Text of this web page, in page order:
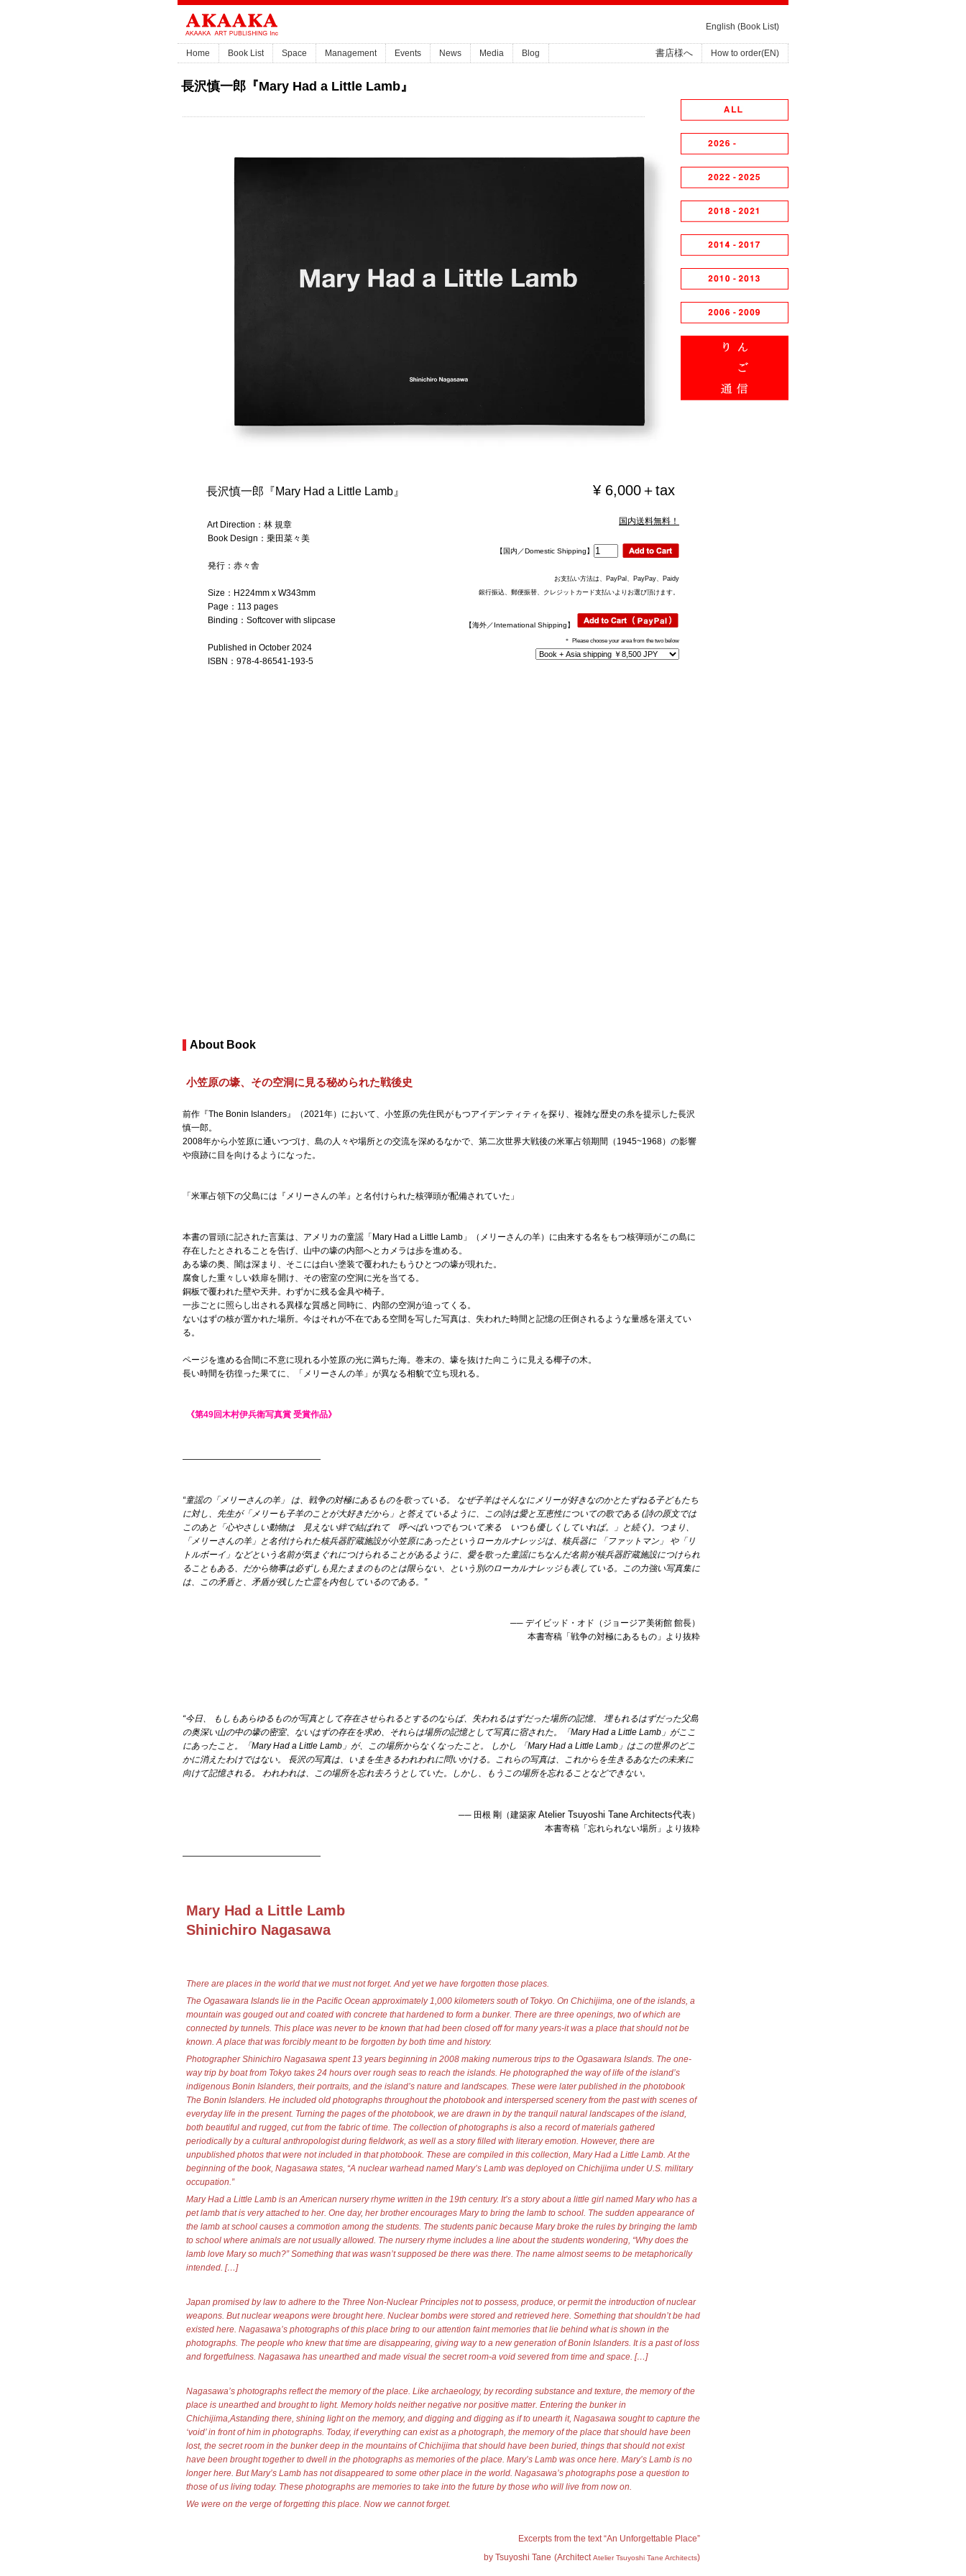
English (Book List)
Home Book List Space Management Events News Media Blog 書店様へ How to order(EN)
長沢慎一郎『Mary Had a Little Lamb』
長沢慎一郎『Mary Had a Little Lamb』
Art Direction：林 規章
Book Design：乗田菜々美
発行：赤々舎
Size： H224mm x W343mm
Page： 113 pages
Binding：Softcover with slipcase
Published in October 2024
ISBN：978-4-86541-193-5
¥ 6,000＋tax
国内送料無料！
【国内／Domestic Shipping】
お支払い方法は、PayPal、PayPay、Paidy
銀行振込、郵便振替、クレジットカード支払いよりお選び頂けます。
【海外／International Shipping】
＊ Please choose your area from the two below
About Book
小笠原の壕、その空洞に見る秘められた戦後史
前作『The Bonin Islanders』（2021年）において、小笠原の先住民がもつアイデンティティを探り、複雑な歴史の糸を提示した長沢
慎一郎。
2008年から小笠原に通いつづけ、島の人々や場所との交流を深めるなかで、第二次世界大戦後の米軍占領期間（1945~1968）の影響
や痕跡に目を向けるようになった。
「米軍占領下の父島には『メリーさんの羊』と名付けられた核弾頭が配備されていた」
本書の冒頭に記された言葉は、アメリカの童謡「Mary Had a Little Lamb」（メリーさんの羊）に由来する名をもつ核弾頭がこの島に
存在したとされることを告げ、山中の壕の内部へとカメラは歩を進める。
ある壕の奥、闇は深まり、そこには白い塗装で覆われたもうひとつの壕が現れた。
腐食した重々しい鉄扉を開け、その密室の空洞に光を当てる。
銅板で覆われた壁や天井。わずかに残る金具や椅子。
一歩ごとに照らし出される異様な質感と同時に、内部の空洞が迫ってくる。
ないはずの核が置かれた場所。今はそれが不在である空間を写した写真は、失われた時間と記憶の圧倒されるような量感を湛えてい
る。
ページを進める合間に不意に現れる小笠原の光に満ちた海。巻末の、壕を抜けた向こうに見える椰子の木。
長い時間を彷徨った果てに、「メリーさんの羊」が異なる相貌で立ち現れる。
《第49回木村伊兵衛写真賞 受賞作品》
————————————————
“童謡の「メリーさんの羊」 は、戦争の対極にあるものを歌っている。 なぜ子羊はそんなにメリーが好きなのかとたずねる子どもたち
に対し、先生が「メリーも子羊のことが大好きだから」と答えているように、この詩は愛と互恵性についての歌である (詩の原文では
このあと「心やさしい動物は 見えない絆で結ばれて 呼べばいつでもついて来る いつも優しくしていれば。」と続く)。つまり、
「メリーさんの羊」と名付けられた核兵器貯蔵施設が小笠原にあったというローカルナレッジは、核兵器に 「ファットマン」 や「リ
トルボーイ」などという名前が気まぐれにつけられることがあるように、愛を歌った童謡にちなんだ名前が核兵器貯蔵施設につけられ
ることもある、だから物事は必ずしも見たままのものとは限らない、という別のローカルナレッジも表している。この力強い写真集に
は、この矛盾と、矛盾が残した亡霊を内包しているのである。”
── デイビッド・オド（ジョージア美術館 館長）
本書寄稿「戦争の対極にあるもの」より抜粋
“今日、 もしもあらゆるものが写真として存在させられるとするのならば、失われるはずだった場所の記憶、 埋もれるはずだった父島
の奥深い山の中の壕の密室、ないはずの存在を求め、それらは場所の記憶として写真に宿された。「Mary Had a Little Lamb」がここ
にあったこと。「Mary Had a Little Lamb」が、この場所からなくなったこと。 しかし 「Mary Had a Little Lamb」はこの世界のどこ
かに消えたわけではない。 長沢の写真は、いまを生きるわれわれに問いかける。これらの写真は、これからを生きるあなたの未来に
向けて記憶される。 われわれは、この場所を忘れ去ろうとしていた。しかし、もうこの場所を忘れることなどできない。
── 田根 剛 （建築家 Atelier Tsuyoshi Tane Architects代表）
本書寄稿「 忘れられない場所 」より抜粋
————————————————
Mary Had a Little Lamb
Shinichiro Nagasawa
There are places in the world that we must not forget. And yet we have forgotten those places.
The Ogasawara Islands lie in the Pacific Ocean approximately 1,000 kilometers south of Tokyo. On Chichijima, one of the islands, a
mountain was gouged out and coated with concrete that hardened to form a bunker. There are three openings, two of which are
connected by tunnels. This place was never to be known that had been closed off for many years-it was a place that should not be
known. A place that was forcibly meant to be forgotten by both time and history.
Photographer Shinichiro Nagasawa spent 13 years beginning in 2008 making numerous trips to the Ogasawara Islands. The one-
way trip by boat from Tokyo takes 24 hours over rough seas to reach the islands. He photographed the way of life of the island’s
indigenous Bonin Islanders, their portraits, and the island’s nature and landscapes. These were later published in the photobook
The Bonin Islanders. He included old photographs throughout the photobook and interspersed scenery from the past with scenes of
everyday life in the present. Turning the pages of the photobook, we are drawn in by the tranquil natural landscapes of the island,
both beautiful and rugged, cut from the fabric of time. The collection of photographs is also a record of materials gathered
periodically by a cultural anthropologist during fieldwork, as well as a story filled with literary emotion. However, there are
unpublished photos that were not included in that photobook. These are compiled in this collection, Mary Had a Little Lamb. At the
beginning of the book, Nagasawa states, “A nuclear warhead named Mary’s Lamb was deployed on Chichijima under U.S. military
occupation.”
Mary Had a Little Lamb is an American nursery rhyme written in the 19th century. It’s a story about a little girl named Mary who has a
pet lamb that is very attached to her. One day, her brother encourages Mary to bring the lamb to school. The sudden appearance of
the lamb at school causes a commotion among the students. The students panic because Mary broke the rules by bringing the lamb
to school where animals are not usually allowed. The nursery rhyme includes a line about the students wondering, “Why does the
lamb love Mary so much?” Something that was wasn’t supposed be there was there. The name almost seems to be metaphorically
intended. […]
Japan promised by law to adhere to the Three Non-Nuclear Principles not to possess, produce, or permit the introduction of nuclear
weapons. But nuclear weapons were brought here. Nuclear bombs were stored and retrieved here. Something that shouldn’t be had
existed here. Nagasawa’s photographs of this place bring to our attention faint memories that lie behind what is shown in the
photographs. The people who knew that time are disappearing, giving way to a new generation of Bonin Islanders. It is a past of loss
and forgetfulness. Nagasawa has unearthed and made visual the secret room-a void severed from time and space. […]
Nagasawa’s photographs reflect the memory of the place. Like archaeology, by recording substance and texture, the memory of the
place is unearthed and brought to light. Memory holds neither negative nor positive matter. Entering the bunker in
Chichijima,Astanding there, shining light on the memory, and digging and digging as if to unearth it, Nagasawa sought to capture the
‘void’ in front of him in photographs. Today, if everything can exist as a photograph, the memory of the place that should have been
lost, the secret room in the bunker deep in the mountains of Chichijima that should have been buried, things that should not exist
have been brought together to dwell in the photographs as memories of the place. Mary’s Lamb was once here. Mary’s Lamb is no
longer here. But Mary’s Lamb has not disappeared to some other place in the world. Nagasawa’s photographs pose a question to
those of us living today. These photographs are memories to take into the future by those who will live from now on.
We were on the verge of forgetting this place. Now we cannot forget.
Excerpts from the text “An Unforgettable Place”
by Tsuyoshi Tane (ArchitectAtelier Tsuyoshi Tane Architects)